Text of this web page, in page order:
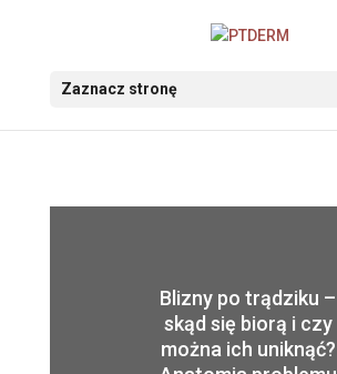
Zaznacz stronę
Blizny po trądziku –
skąd się biorą i czy
można ich uniknąć?